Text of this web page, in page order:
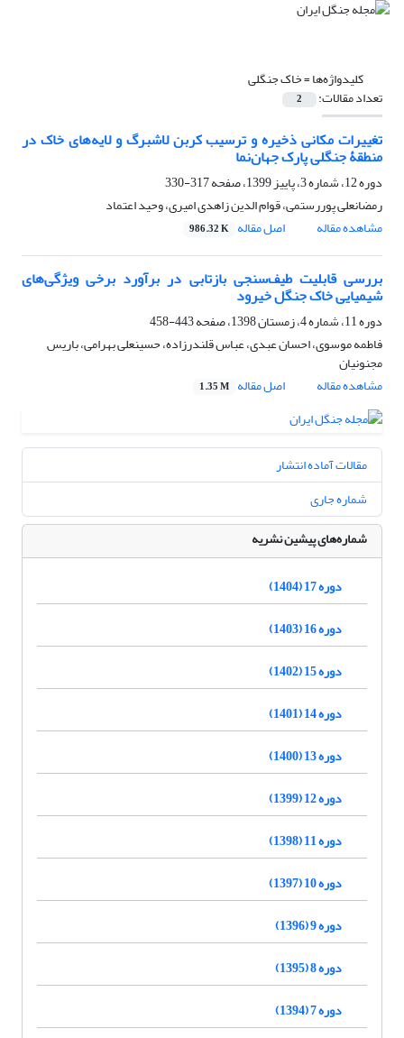
کلیدواژه‌ها =خاک جنگلی
تعداد مقالات: 2
تغییرات مکانی ذخیره و ترسیب کربن لاشبرگ و لایه‌های خاک در
منطقۀ جنگلی پارک جهان‌نما
دوره 12، شماره 3، پاییز 1399، صفحه
317-330
رمضانعلی پوررستمی، قوام الدین زاهدی امیری، وحید اعتماد
مشاهده مقاله
اصل مقاله 986.32 K
بررسی قابلیت طیف‌سنجی بازتابی در برآورد برخی ویژگی‌های
شیمیایی خاک جنگل خیرود
دوره 11، شماره 4، زمستان 1398، صفحه
443-458
فاطمه موسوی، احسان عبدی، عباس قلندرزاده، حسینعلی بهرامی، باریس
مجنونیان
مشاهده مقاله
اصل مقاله 1.35 M
مقالات آماده انتشار
شماره جاری
شماره‌های پیشین نشریه
دوره 17 (1404)
دوره 16 (1403)
دوره 15 (1402)
دوره 14 (1401)
دوره 13 (1400)
دوره 12 (1399)
دوره 11 (1398)
دوره 10 (1397)
دوره 9 (1396)
دوره 8 (1395)
دوره 7 (1394)